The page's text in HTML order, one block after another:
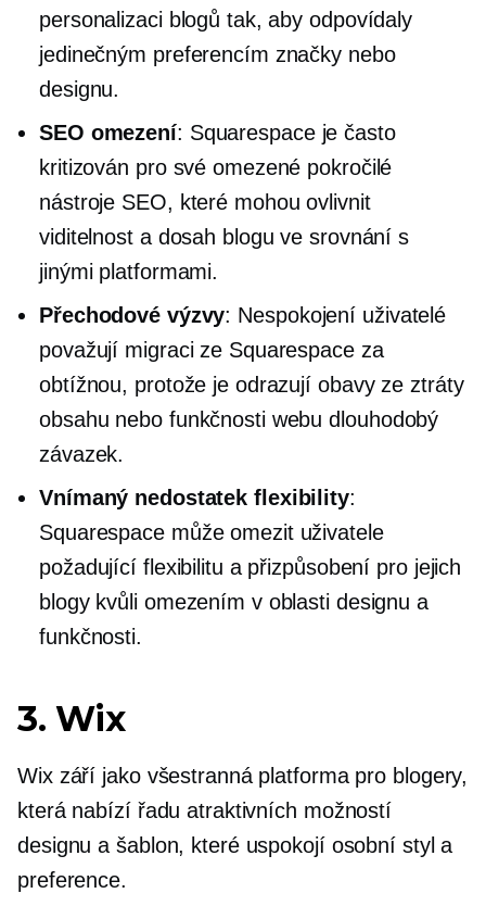
personalizaci blogů tak, aby odpovídaly
jedinečným preferencím značky nebo
designu.
SEO omezení: Squarespace je často
kritizován pro své omezené pokročilé
nástroje SEO, které mohou ovlivnit
viditelnost a dosah blogu ve srovnání s
jinými platformami.
Přechodové výzvy: Nespokojení uživatelé
považují migraci ze Squarespace za
obtížnou, protože je odrazují obavy ze ztráty
obsahu nebo funkčnosti webudlouhodobý
závazek.
Vnímaný nedostatek flexibility:
Squarespace může omezit uživatele
požadující flexibilitu a přizpůsobení pro jejich
blogy kvůli omezením v oblasti designu a
funkčnosti.
3. Wix
Wix září jako všestranná platforma pro blogery,
která nabízí řadu atraktivních možností
designu a šablon, které uspokojí osobní styl a
preference.